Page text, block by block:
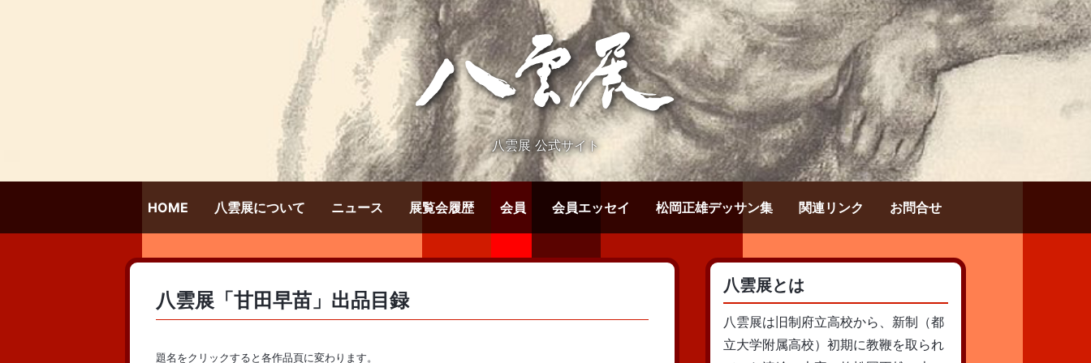
八雲展 公式サイト
HOME 八雲展について ニュース 展覧会履歴 会員 会員エッセイ 松岡正雄デッサン集 関連リンク お問合せ
八雲展「甘田早苗」出品目録
題名をクリックすると各作品頁に変わります。
八雲展とは
八雲展は旧制府立高校から、新制（都
立大学附属高校）初期に教鞭を取られ